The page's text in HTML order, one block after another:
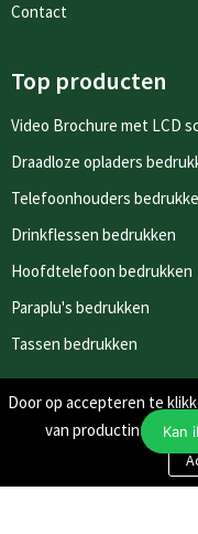
Contact
Top producten
Video Brochure met LCD
Draadloze opladers
Telefoonhouders
Drinkflessen bedrukken
Hoofdtelefoon bedrukken
Paraplu's bedrukken
Tassen bedrukken
Nieuwsbrieven
Schrijf je in voor onze
onze leuke
Door op accepteren te
van